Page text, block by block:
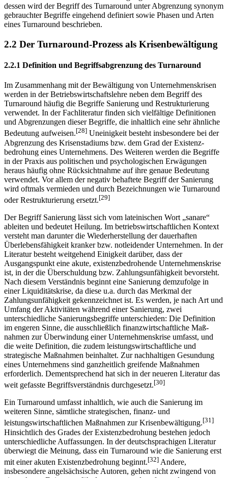
dessen wird der Begriff des Turnaround unter Abgrenzung synonym
gebrauchter Begriffe eingehend definiert sowie Phasen und Arten
eines Turnaround beschrieben.
2.2 Der Turnaround-Prozess als Krisenbewältigung
2.2.1 Definition und Begriffsabgrenzung des Turnaround
Im Zusammenhang mit der Bewältigung von Unternehmenskrisen
werden in der Betriebs­wirtschaftslehre neben dem Begriff des
Turnaround häufig die Begriffe Sanierung und Restrukturierung
verwendet. In der Fachliteratur finden sich vielfältige Definitionen
und Abgrenzungen dieser Begriffe, die inhaltlich eine sehr ähnliche
Bedeutung aufweisen.[28] Uneinigkeit besteht insbesondere bei der
Abgrenzung des Krisenstadiums bzw. dem Grad der Existenz­
bedrohung eines Unternehmens. Des Weiteren werden die Begriffe
in der Praxis aus politischen und psychologischen Erwägungen
heraus häufig ohne Rücksichtnahme auf ihre genaue Be­deutung
verwendet. Vor allem der negativ behaftete Begriff der Sanierung
wird oft­mals vermieden und durch Bezeichnungen wie Turnaround
oder Restrukturierung ersetzt.[29]
Der Begriff Sanierung lässt sich vom lateinischen Wort „sanare“
ableiten und bedeutet Heilung. Im betriebswirtschaftlichen Kontext
versteht man darunter die Wiederherstellung der dauer­­haften
Überlebensfähigkeit kranker bzw. notleidender Unternehmen. In der
Literatur besteht weitgehend Einigkeit darüber, dass der
Ausgangspunkt eine akute, existenzbedrohende Unter­nehmens­krise
ist, in der die Überschuldung bzw. Zahlungsunfähigkeit bevorsteht.
Nach diesem Verständnis beginnt eine Sanierung demzufolge in
einer Liquiditätskrise, da diese u.a. durch das Merkmal der
Zahlungsunfähigkeit gekennzeichnet ist. Es werden, je nach Art und
Umfang der Aktivitäten während einer Sanierung, zwei
unterschiedliche Sanierungsbegriffe unterschieden: Die Definition
im engeren Sinne, die ausschließlich finanzwirtschaftliche Maß­
nahmen zur Überwindung einer Unternehmenskrise umfasst, und
die weite Definition, die zudem leistungswirtschaftliche und
strategische Maßnahmen beinhaltet. Zur nachhaltigen Gesundung
eines Unternehmens sind ganzheitlich greifende Maßnahmen
erforderlich. Dem­entsprechend hat sich in der neueren Literatur das
weit gefasste Begriffsverständnis durch­gesetzt.[30]
Ein Turnaround umfasst inhaltlich, wie auch die Sanierung im
weiteren Sinne, sämtliche strategischen, finanz- und
leistungswirtschaftlichen Maßnahmen zur Krisenbewältigung.[31]
Hinsichtlich des Grades der Existenzbedrohung bestehen jedoch
unterschiedliche Auf­fassungen. In der deutschsprachigen Literatur
überwiegt die Meinung, dass ein Turnaround wie die Sanierung erst
mit einer akuten Existenzbedrohung beginnt.[32] Andere,
insbesondere angel­sächsische Autoren, gehen nicht zwingend von